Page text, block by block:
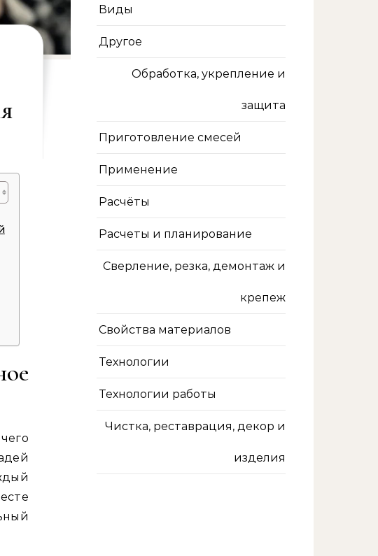
Виды
Другое
Обработка, укрепление и
защита
Приготовление смесей
Применение
Расчёты
Расчеты и планирование
Сверление, резка, демонтаж и
крепеж
Свойства материалов
Технологии
Технологии работы
Чистка, реставрация, декор и
изделия